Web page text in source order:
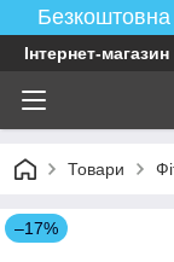
Безкоштовна
Інтернет-
Товари
–17%